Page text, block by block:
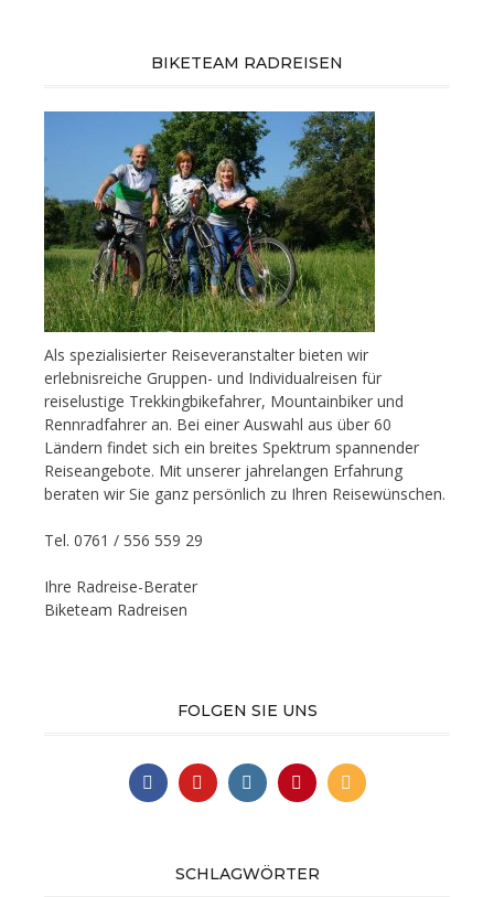
BIKETEAM RADREISEN
Als spezialisierter Reiseveranstalter bieten wir
erlebnisreiche Gruppen- und Individualreisen für
reiselustige Trekkingbikefahrer, Mountainbiker und
Rennradfahrer an. Bei einer Auswahl aus über 60
Ländern findet sich ein breites Spektrum spannender
Reiseangebote. Mit unserer jahrelangen Erfahrung
beraten wir Sie ganz persönlich zu Ihren Reisewünschen.
Tel. 0761 / 556 559 29
Ihre Radreise-Berater
Biketeam Radreisen
FOLGEN SIE UNS
SCHLAGWÖRTER